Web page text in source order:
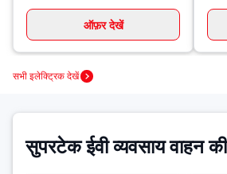
ऑफ़र देखें
सभी इलेक्ट्रिक देखें
सुपरटेक ईवी व्यवसाय वाहन